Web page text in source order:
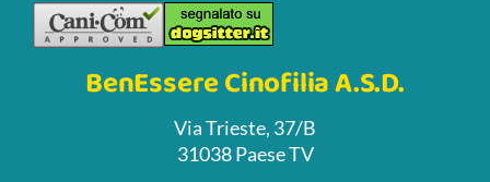
BenEssere Cinofilia A.S.D.
Via Trieste, 37/B
31038 Paese TV